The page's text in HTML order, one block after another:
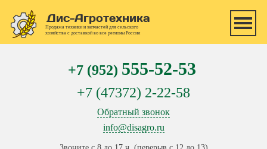
Дис-Агротехника
Продажа техники и запчастей для сельского
хозяйства с доставкой во все регионы России
+7 (952) 555-52-53
+7 (47372) 2-22-58
Обратный звонок
info@disagro.ru